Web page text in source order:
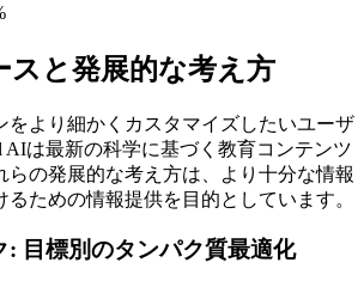
スと発展的な考え方
をより細かくカスタマイズしたいユーザ
AIは最新の科学に基づく教育コンテンツ
らの発展的な考え方は、より十分な情報
ための情報提供を目的としています。
: 目標別のタンパク質最適化